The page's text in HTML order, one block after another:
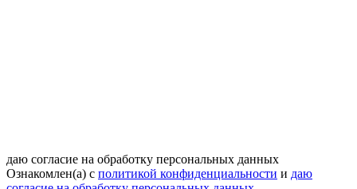
даю согласие на обработку персональных данных
Ознакомлен(а) с политикой конфиденциальности и даю